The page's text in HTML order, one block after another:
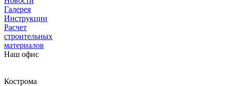
Галерея
Инструкции
Расчет
строительных
материалов
Наш офис
Кострома